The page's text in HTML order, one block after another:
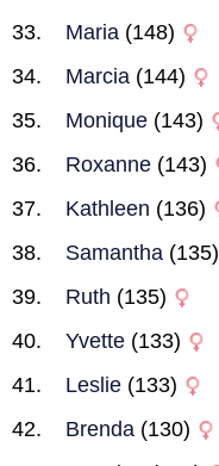
Maria (148)
Marcia (144)
Monique (143)
Roxanne (143)
Kathleen (136)
Samantha (135)
Ruth (135)
Yvette (133)
Leslie (133)
Brenda (130)